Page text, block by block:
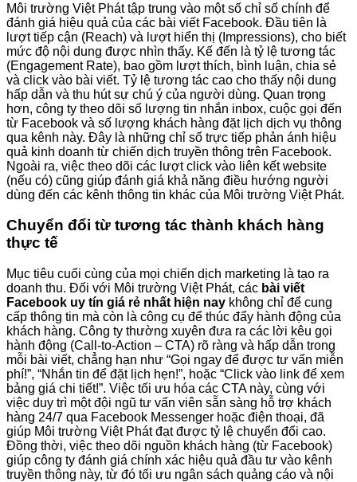
Môi trường Việt Phát tập trung vào một số chỉ số chính để
đánh giá hiệu quả của các bài viết Facebook. Đầu tiên là
lượt tiếp cận (Reach) và lượt hiển thị (Impressions), cho biết
mức độ nội dung được nhìn thấy. Kế đến là tỷ lệ tương tác
(Engagement Rate), bao gồm lượt thích, bình luận, chia sẻ
và click vào bài viết. Tỷ lệ tương tác cao cho thấy nội dung
hấp dẫn và thu hút sự chú ý của người dùng. Quan trọng
hơn, công ty theo dõi số lượng tin nhắn inbox, cuộc gọi đến
từ Facebook và số lượng khách hàng đặt lịch dịch vụ thông
qua kênh này. Đây là những chỉ số trực tiếp phản ánh hiệu
quả kinh doanh từ chiến dịch truyền thông trên Facebook.
Ngoài ra, việc theo dõi các lượt click vào liên kết website
(nếu có) cũng giúp đánh giá khả năng điều hướng người
dùng đến các kênh thông tin khác của Môi trường Việt Phát.
Chuyển đổi từ tương tác thành khách hàng
thực tế
Mục tiêu cuối cùng của mọi chiến dịch marketing là tạo ra
doanh thu. Đối với Môi trường Việt Phát, các bài viết
Facebook uy tín giá rẻ nhất hiện nay không chỉ để cung
cấp thông tin mà còn là công cụ để thúc đẩy hành động của
khách hàng. Công ty thường xuyên đưa ra các lời kêu gọi
hành động (Call-to-Action – CTA) rõ ràng và hấp dẫn trong
mỗi bài viết, chẳng hạn như “Gọi ngay để được tư vấn miễn
phí!”, “Nhắn tin để đặt lịch hẹn!”, hoặc “Click vào link để xem
bảng giá chi tiết!”. Việc tối ưu hóa các CTA này, cùng với
việc duy trì một đội ngũ tư vấn viên sẵn sàng hỗ trợ khách
hàng 24/7 qua Facebook Messenger hoặc điện thoại, đã
giúp Môi trường Việt Phát đạt được tỷ lệ chuyển đổi cao.
Đồng thời, việc theo dõi nguồn khách hàng (từ Facebook)
giúp công ty đánh giá chính xác hiệu quả đầu tư vào kênh
truyền thông này, từ đó tối ưu ngân sách quảng cáo và nội